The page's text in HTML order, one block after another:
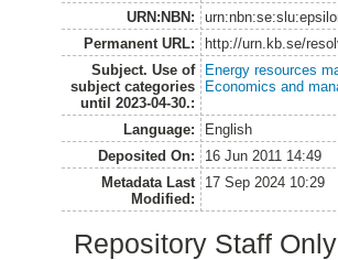
URN:NBN:
Permanent URL:
http://urn.kb.se/
Subject. Use of
subject categories
until 2023-04-30.:
Energy resources
Economics and
Language:
English
Deposited On:
16 Jun 2011 14:49
Metadata Last
Modified:
17 Sep 2024 10:29
Repository Staff